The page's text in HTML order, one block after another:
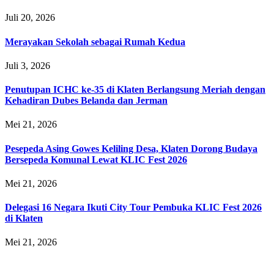
Juli 20, 2026
Merayakan Sekolah sebagai Rumah Kedua
Juli 3, 2026
Penutupan ICHC ke-35 di Klaten Berlangsung Meriah dengan
Kehadiran Dubes Belanda dan Jerman
Mei 21, 2026
Pesepeda Asing Gowes Keliling Desa, Klaten Dorong Budaya
Bersepeda Komunal Lewat KLIC Fest 2026
Mei 21, 2026
Delegasi 16 Negara Ikuti City Tour Pembuka KLIC Fest 2026
di Klaten
Mei 21, 2026